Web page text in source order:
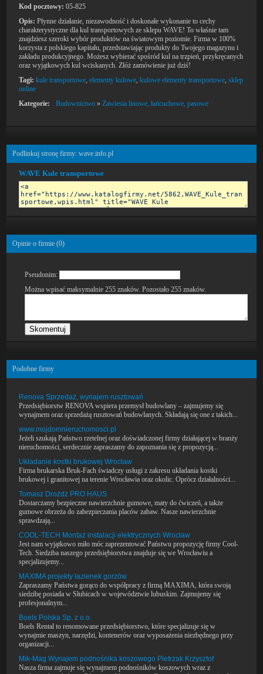
Kod pocztowy: 05-825
Opis: Płynne działanie, niezawodność i doskonałe wykonanie to cechy
charakterystyczne dla kul transportowych ze sklepu WAVE! To właśnie tam
znajdziesz szeroki wybór produktów na światowym poziomie. Firma w 100%
korzysta z polskiego kapitału, przedstawiając produkty do Twojego magazynu i
zakładu produkcyjnego. Możesz wybierać spośród kul na trzpień, przykręcanych
oraz wyjątkowych kul wciskanych. Złóż zamówienie już dziś!
Tagi: kule transportowe,elementy kulowe,kulowe elementy transportowe,sklep
online
Kategorie:
Budownictwo »Zawiesia linowe, łańcuchowe, pasowe
Podlinkuj stronę firmy: wave.info.pl
WAVE Kule transportowe
Opinie o firmie (0)
Pseudonim:
Można wpisać maksymalnie 255 znaków. Pozostało255 znaków.
Podobne firmy
Renova Sprzedaż, wynajem rusztowań
Przedsiębiorstw RENOVA wspiera przemysł budowlany – zajmujemy się
wynajmem oraz sprzedażą rusztowań budowlanych. Składają się one z takich...
www.mojdomnieruchomosci.pl
Jeżeli szukają Państwo rzetelnej oraz doświadczonej firmy działającej w branży
nieruchomości, serdecznie zapraszamy do zapoznania się z propozycją...
Układanie kostki brukowej Wrocław
Firma brukarska Bruk-Fach świadczy usługi z zakresu układania kostki
brukowej i granitowej na terenie Wrocławia oraz okolic. Oprócz działalności...
Tomasz Drożdż PRO HAUS
Dostarczamy bezpieczne nawierzchnie gumowe, maty do ćwiczeń, a także
gumowe obrzeża do zabezpieczania placów zabaw. Nasze nawierzchnie
sprawdzają...
COOL-TECH Montaż instalacji elektrycznych Wrocław
Jest nam wyjątkowo miło móc zaprezentować Państwu propozycję firmy Cool-
Tech. Siedziba naszego przedsiębiorstwa znajduje się we Wrocławiu a
specjalizujemy...
MAXIMA projekty łazienek gorzów
Zapraszamy Państwa gorąco do współpracy z firmą MAXIMA, która swoją
siedzibę posiada w Słubicach w województwie lubuskim. Zajmujemy się
profesjonalnym...
Boels Polska Sp. z o.o.
Boels Rental to renomowane przedsiębiorstwo, które specjalizuje się w
wynajmie maszyn, narzędzi, kontenerów oraz wyposażenia niezbędnego przy
organizacji...
Mik-Mag Wynajem podnośnika koszowego Pietrzak Krzysztof
Nasza firma zajmuje się wynajmem podnośników koszowych wraz z